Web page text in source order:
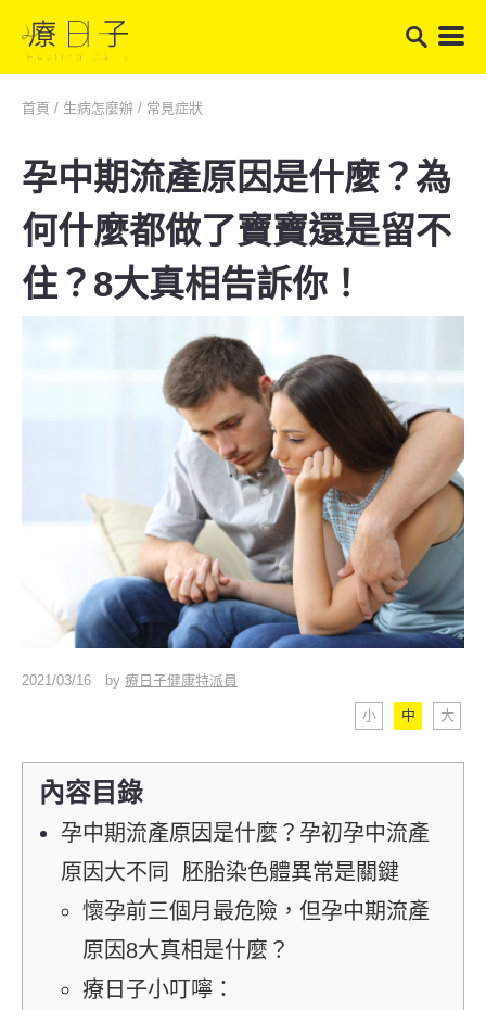
首頁 / 生病怎麼辦 / 常見症狀
孕中期流產原因是什麼？為
何什麼都做了寶寶還是留不
住？8大真相告訴你！
2021/03/16 by 療日子健康特派員
小 中 大
內容目錄
孕中期流產原因是什麼？孕初孕中流產
原因大不同 胚胎染色體異常是關鍵
懷孕前三個月最危險，但孕中期流產
原因8大真相是什麼？
療日子小叮嚀：